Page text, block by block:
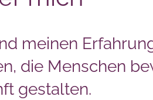
meinen
die Menschen
gestalten.